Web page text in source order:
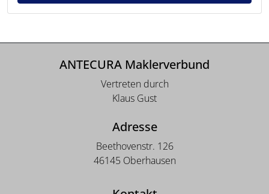
ANTECURA Maklerverbund
Vertreten durch
Klaus Gust
Adresse
Beethovenstr. 126
46145 Oberhausen